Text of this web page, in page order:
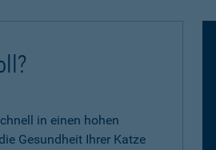
in einen hohen
Gesundheit Ihrer Katze